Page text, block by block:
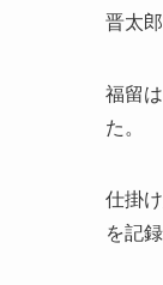
晋太郎
福留
た。
仕掛
を記